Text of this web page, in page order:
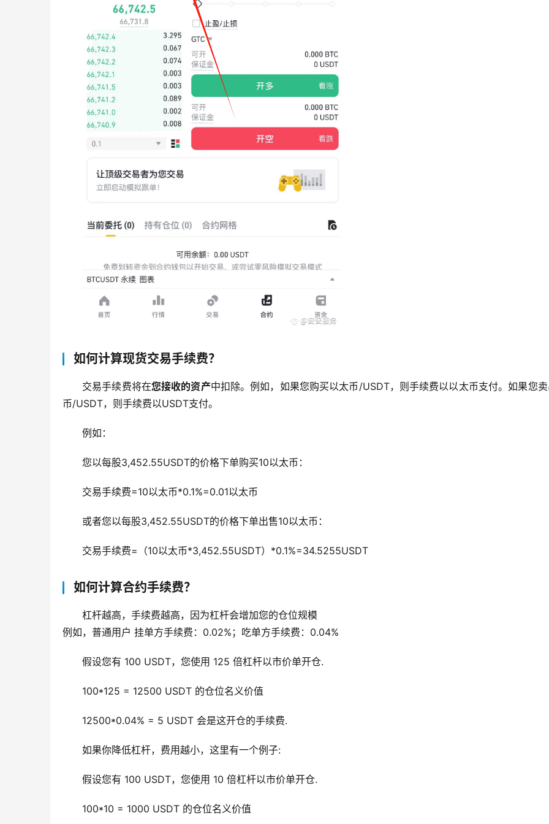
如何计算现货交易手续费？
交易手续费将在您接收的资产中扣除。例如，如果您购买以太币/USDT，则手续费以以太币支付。如果您
币/USDT，则手续费以USDT支付。
例如：
您以每股3,452.55USDT的价格下单购买10以太币：
交易手续费=10以太币*0.1%=0.01以太币
或者您以每股3,452.55USDT的价格下单出售10以太币：
交易手续费=（10以太币*3,452.55USDT）*0.1%=34.5255USDT
如何计算合约手续费？
杠杆越高，手续费越高，因为杠杆会增加您的仓位规模
例如，普通用户 挂单方手续费：0.02%；吃单方手续费：0.04%
假设您有 100 USDT，您使用 125 倍杠杆以市价单开仓.
100*125 = 12500 USDT 的仓位名义价值
12500*0.04% = 5 USDT 会是这开仓的手续费.
如果你降低杠杆，费用越小，这里有一个例子:
假设您有 100 USDT，您使用 10 倍杠杆以市价单开仓.
100*10 = 1000 USDT 的仓位名义价值